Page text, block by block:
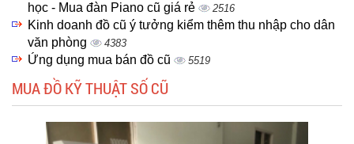
học - Mua đàn Piano cũ giá rẻ
2516
Kinh doanh đồ cũ ý tưởng kiểm thêm thu nhập cho dân
văn phòng
4383
Ứng dụng mua bán đồ cũ 5519
MUA ĐỒ KỸ THUẬT SỐ CŨ